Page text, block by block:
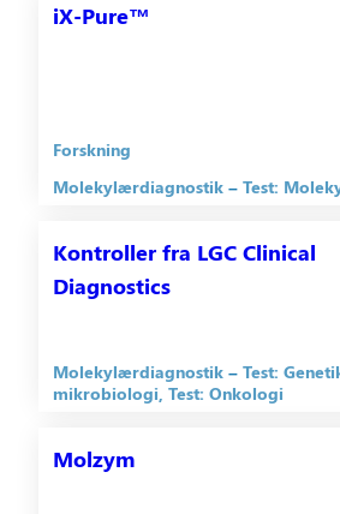
iX-Pure™
Forskning
Molekylærdiagnostik
Test:
Kontroller fra LGC Clinical
Diagnostics
Molekylærdiagnostik Test:
mikrobiologi Test: Onkologi
Molzym